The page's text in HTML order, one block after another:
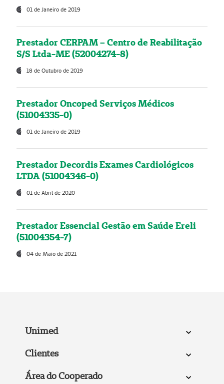
01 de Janeiro de 2019
Prestador CERPAM – Centro de Reabilitação
S/S Ltda-ME (52004274-8)
18 de Outubro de 2019
Prestador Oncoped Serviços Médicos
(51004335-0)
01 de Janeiro de 2019
Prestador Decordis Exames Cardiológicos
LTDA (51004346-0)
01 de Abril de 2020
Prestador Essencial Gestão em Saúde Ereli
(51004354-7)
04 de Maio de 2021
Unimed
Clientes
Área do Cooperado